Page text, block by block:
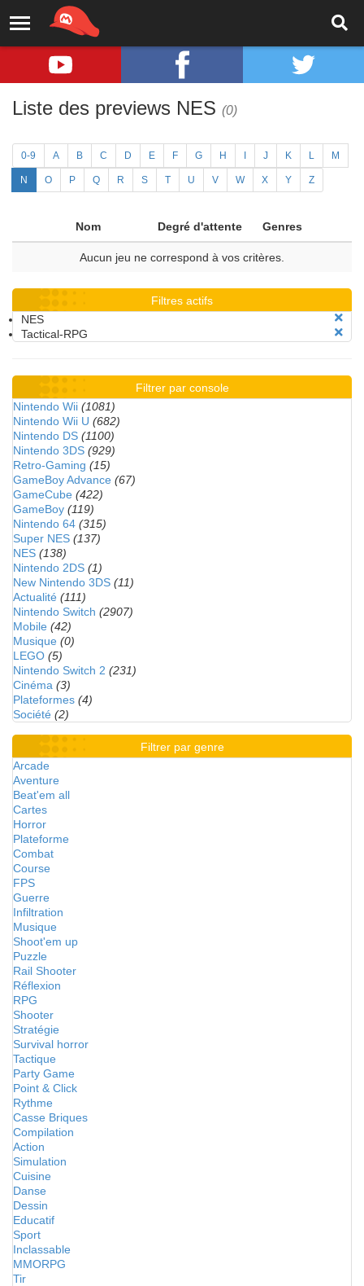
Liste des previews NES (0)
0-9 A B C D E F G H J K L M
N O P Q R S T U V W X Y Z
Nom Degré d'attente Genres
Aucun jeu ne correspond à vos critères.
Filtres actifs
NES
Tactical-RPG
Filtrer par console
Nintendo Wii (1081)
Nintendo Wii U (682)
Nintendo DS (1100)
Nintendo 3DS (929)
Retro-Gaming (15)
GameBoy Advance (67)
GameCube (422)
GameBoy (119)
Nintendo 64 (315)
Super NES (137)
NES (138)
Nintendo 2DS (1)
New Nintendo 3DS (11)
Actualité (111)
Nintendo Switch (2907)
Mobile (42)
Musique (0)
LEGO (5)
Nintendo Switch 2 (231)
Cinéma (3)
Plateformes (4)
Société (2)
Filtrer par genre
Arcade
Aventure
Beat'em all
Cartes
Horror
Plateforme
Combat
Course
FPS
Guerre
Infiltration
Musique
Shoot'em up
Puzzle
Rail Shooter
Réflexion
RPG
Shooter
Stratégie
Survival horror
Tactique
Party Game
Point & Click
Rythme
Casse Briques
Compilation
Action
Simulation
Cuisine
Danse
Dessin
Educatif
Sport
Inclassable
MMORPG
Tir